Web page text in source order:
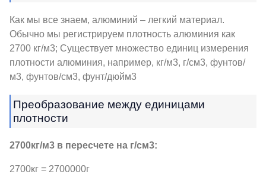
Как мы все знаем, алюминий – легкий материал.
Обычно мы регистрируем плотность алюминия как
2700 кг/м3; Существует множество единиц измерения
плотности алюминия, например, кг/м3, г/см3, фунтов/
м3, фунтов/см3, фунт/дюйм3
Преобразование между единицами
плотности
2700кг/м3 в пересчете на г/см3:
2700кг = 2700000г